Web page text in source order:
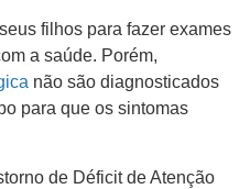
filhos para fazer exames
a saúde. Porém,
não são diagnosticados
para que os sintomas
de Déficit de Atenção